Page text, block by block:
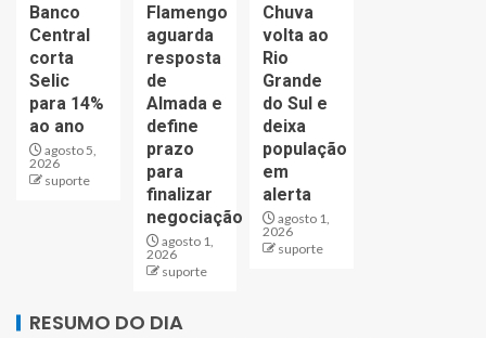
Banco
Central
corta
Selic
para 14%
ao ano
agosto 5,
2026
suporte
Flamengo
aguarda
resposta
de
Almada e
define
prazo
para
finalizar
negociação
agosto 1,
2026
suporte
Chuva
volta ao
Rio
Grande
do Sul e
deixa
população
em
alerta
agosto 1,
2026
suporte
RESUMO DO DIA